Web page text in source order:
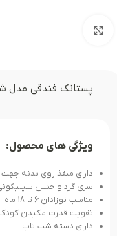
بزرگنمایی تصویر
پستانک فندقی مدل شب
ویژگی های محصول:
دارای منفذ روی بدنه
سری گرد و جنس
مناسب نوزادان 6 تا 18 ماه
تقویت قدرت مکیدن
دارای دسته شب تاب